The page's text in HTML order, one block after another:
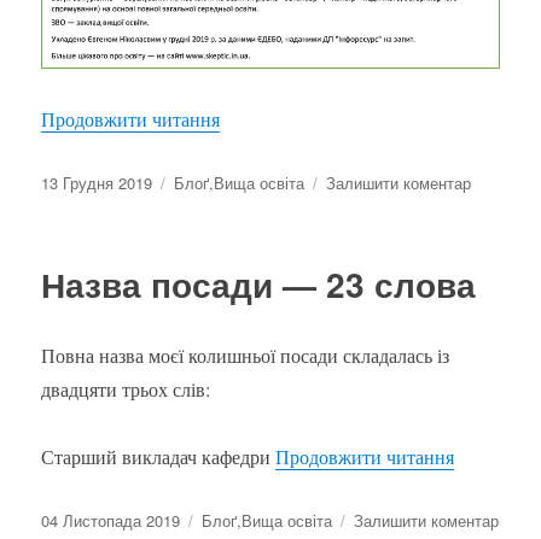
Продовжити читання“Топ спеціальностей і університетів
Оприлюднено
13 Грудня 2019 Категорії
Блоґ,Вища освіта Залишити коментардо
Назва посади — 23 слова
Повна назва моєї колишньої посади складалась із
двадцяти трьох слів:
Старший викладач кафедриПродовжити читання“Назва
Оприлюднено
04 Листопада 2019 Категорії
Блоґ,Вища освіта Залишити коментардо